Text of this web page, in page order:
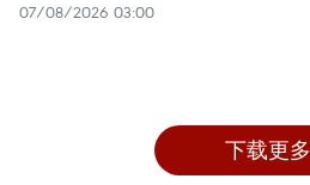
07/08/2026 03:00
下载更多